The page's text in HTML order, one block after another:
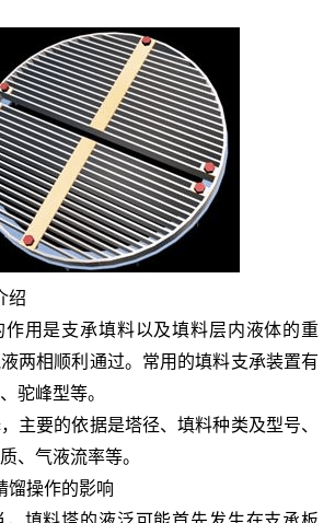
绍
作用是支承填料以及填料层内液体的重
两相顺利通过。常用的填料支承装置有
驼峰型等。
主要的依据是塔径、填料种类及型号、
、气液流率等。
馏操作的影响